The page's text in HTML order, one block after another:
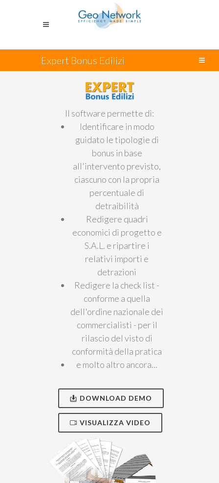
Expert Bonus Edilizi
Il software permette di:
Identificare in modo
guidato le tipologie di
bonus in base
all'intervento previsto,
ciascuno con la propria
percentuale di
detraibilità
Redigere quadri
economici di progetto e
S.A.L. e ripartire i
relativi importi e
detrazioni
Redigere la check list -
conforme a quella
dell'ordine nazionale dei
commercialisti - per il
rilascio del visto di
conformità della pratica
e molto altro ancora...
DOWNLOAD DEMO
VISUALIZZA VIDEO